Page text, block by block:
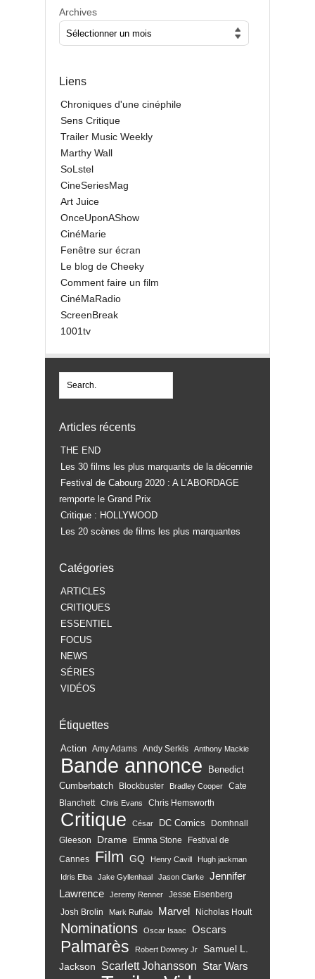
Archives
Liens
Chroniques d'une cinéphile
Sens Critique
Trailer Music Weekly
Marthy Wall
SoLstel
CineSeriesMag
Art Juice
OnceUponAShow
CinéMarie
Fenêtre sur écran
Le blog de Cheeky
Comment faire un film
CinéMaRadio
ScreenBreak
1001tv
Articles récents
THE END
Les 30 films les plus marquants de la décennie
Festival de Cabourg 2020 : A L’ABORDAGE
remporte le Grand Prix
Critique : HOLLYWOOD
Les 20 scènes de films les plus marquantes
Catégories
ARTICLES
CRITIQUES
ESSENTIEL
FOCUS
NEWS
SÉRIES
VIDÉOS
Étiquettes
Action Amy Adams Andy Serkis Anthony Mackie
Bande annonce
Benedict
Cumberbatch
Blockbuster Bradley Cooper
Cate
Blanchett
Chris Evans Chris Hemsworth
Critique César DC Comics
Domhnall
Gleeson
Drame Emma Stone
Festival de
Cannes
Film GQ Henry Cavill Hugh jackman
Idris Elba Jake Gyllenhaal Jason Clarke
Jennifer
Lawrence
Jeremy Renner
Jesse Eisenberg
Josh Brolin
Mark Ruffalo Marvel Nicholas Hoult
Nominations Oscar Isaac Oscars
Palmarès Robert Downey Jr
Samuel L.
Jackson
Scarlett Johansson Star Wars